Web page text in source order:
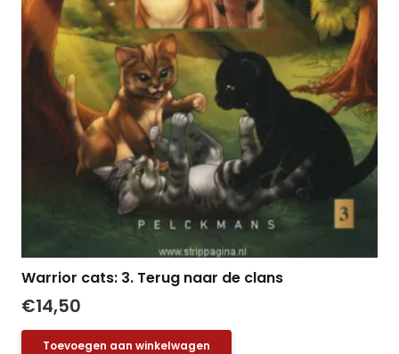
Warrior cats: 3. Terug naar de clans
€14,50
Toevoegen aan winkelwagen